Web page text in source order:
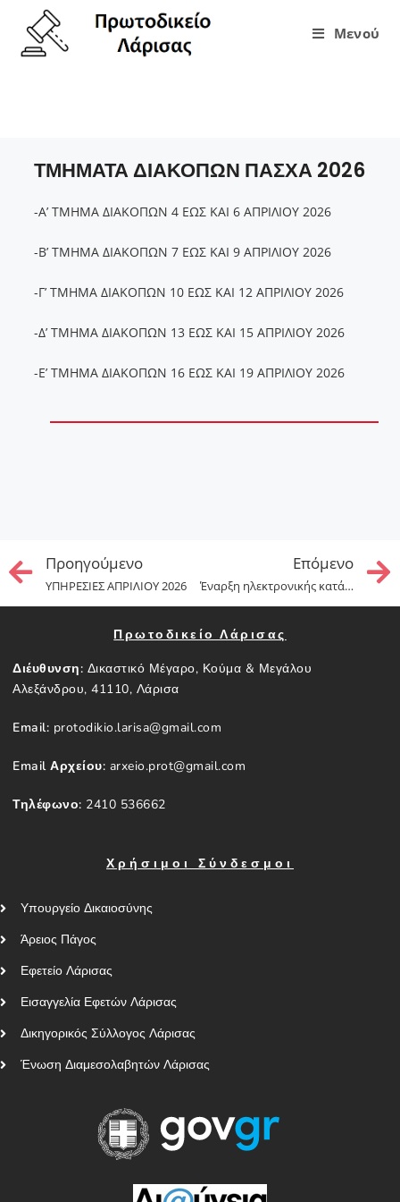
Μενού
ΤΜΗΜΑΤΑ ΔΙΑΚΟΠΩΝ ΠΑΣΧΑ 2026
-Α’ ΤΜΗΜΑ ΔΙΑΚΟΠΩΝ 4 ΕΩΣ ΚΑΙ 6 ΑΠΡΙΛΙΟΥ 2026
-Β’ ΤΜΗΜΑ ΔΙΑΚΟΠΩΝ 7 ΕΩΣ ΚΑΙ 9 ΑΠΡΙΛΙΟΥ 2026
-Γ’ ΤΜΗΜΑ ΔΙΑΚΟΠΩΝ 10 ΕΩΣ ΚΑΙ 12 ΑΠΡΙΛΙΟΥ 2026
-Δ’ ΤΜΗΜΑ ΔΙΑΚΟΠΩΝ 13 ΕΩΣ ΚΑΙ 15 ΑΠΡΙΛΙΟΥ 2026
-Ε’ ΤΜΗΜΑ ΔΙΑΚΟΠΩΝ 16 ΕΩΣ ΚΑΙ 19 ΑΠΡΙΛΙΟΥ 2026
Προηγούμενo
ΥΠΗΡΕΣΙΕΣ ΑΠΡΙΛΙΟΥ 2026
Επόμενo
Έναρξη ηλεκτρονικής κατάθεσης αγωγών Νέας Τακτικής Διαδικασίας Ν. 5221/2025 και Ενδίκων Μέσων
Πρωτοδικείο Λάρισας
Διέυθυνση: Δικαστικό Μέγαρο, Κούμα & Μεγάλου
Αλεξάνδρου, 41110, Λάρισα
Email: protodikio.larisa@gmail.com
Email Αρχείου: arxeio.prot@gmail.com
Τηλέφωνο: 2410 536662
Χρήσιμοι Σύνδεσμοι
Υπουργείο Δικαιοσύνης
Άρειος Πάγος
Εφετείο Λάρισας
Εισαγγελία Εφετών Λάρισας
Δικηγορικός Σύλλογος Λάρισας
Ένωση Διαμεσολαβητών Λάρισας